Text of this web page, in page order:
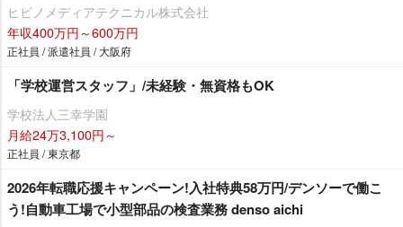
ヒビノメディアテクニカル株式会社
年収400万円～600万円
正社員 / 派遣社員 / 大阪府
「学校運営スタッフ」/未経験・無資格もOK
学校法人三幸学園
月給24万3,100円～
正社員 / 東京都
2026年転職応援キャンペーン!入社特典58万円/デンソーで働こ
う!自動車工場で小型部品の検査業務 denso aichi